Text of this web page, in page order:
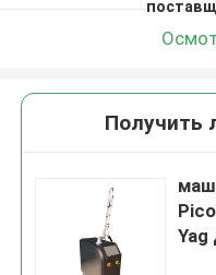
Получить
Yag